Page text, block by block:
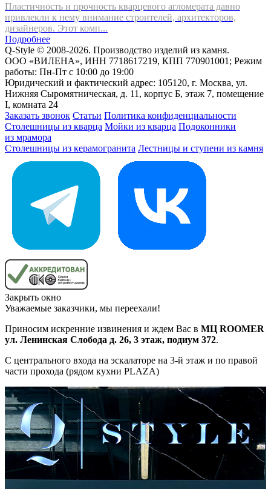
Пластичность и прочность кварцевого агломерата давно
привлекли к нему внимание строителей, архитекторов,
дизайнеров. Этот комп...
Подробнее
Q-Style © 2008-2026. Производство изделий из камня.
ООО «ВИЛЕНА», ИНН 7718617219, КПП 770901001; Режим
работы: Пн-Пт с 10:00 до 19:00
Юридический и фактический адрес: 105120, г. Москва, ул.
Нижняя Сыромятническая, д. 11, корпус Б, этаж 7, помещение
I, комната 24
Заказать звонок Статьи Политика конфиденциальности
Столешницы из кварца Мойки из кварца Подоконники
из мрамора
Столешницы из керамогранита Лестницы и ступени из камня
Закрыть окно
Уважаемые заказчики, мы переехали!
Приносим искренние извинения и ждем Вас в МЦ ROOMER
ул. Ленинская Слобода д. 26, 3 этаж, подиум 372.
С центрального входа на эскалаторе на 3-й этаж и по правой
части прохода (рядом кухни PLAZA)